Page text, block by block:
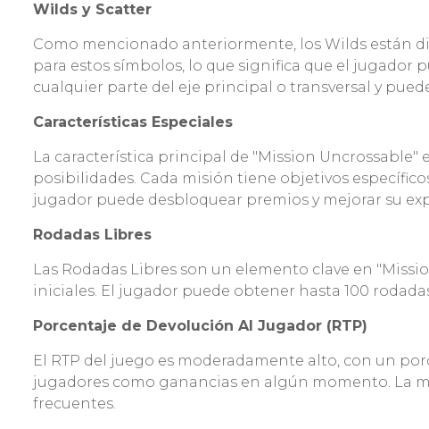
Wilds y Scatter
Como mencionado anteriormente, los Wilds están
para estos símbolos, lo que significa que el jugador
cualquier parte del eje principal o transversal y
Características Especiales
La característica principal de "Mission Uncrossable"
posibilidades. Cada misión tiene objetivos
jugador puede desbloquear premios y mejorar su
Rodadas Libres
Las Rodadas Libres son un elemento clave en
iniciales. El jugador puede obtener hasta 100
Porcentaje de Devolución Al Jugador (RTP)
El RTP del juego es moderadamente alto, con un
jugadores como ganancias en algún momento. La
frecuentes.